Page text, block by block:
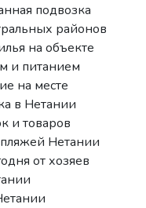
подвозка
районов
на объекте
и питанием
на месте
в Нетании
и товаров
Нетании
от хозяев